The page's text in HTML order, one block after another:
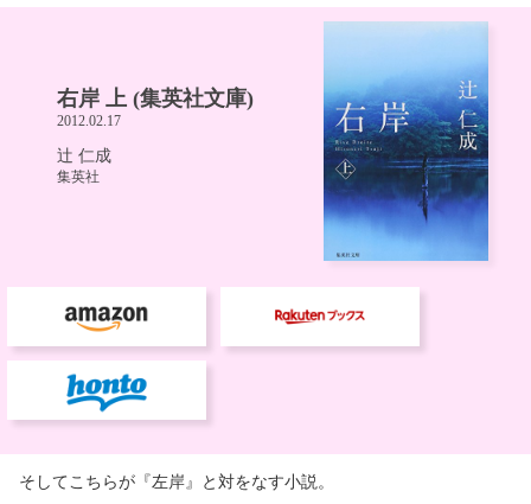
そしてこちらが『左岸』と対をなす小説。